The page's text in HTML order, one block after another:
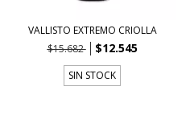
VALLISTO EXTREMO CRIOLLA
$15.682
$12.545
SIN STOCK